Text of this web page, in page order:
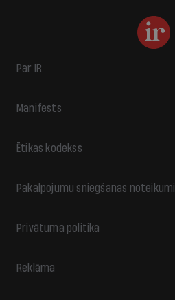
Par IR
Manifests
Ētikas kodekss
Pakalpojumu sniegšanas noteikumi
Privātuma politika
Reklāma